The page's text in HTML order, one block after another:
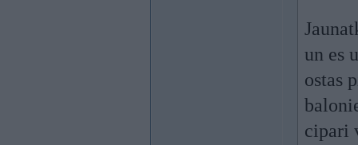
un es
ostas
cipari